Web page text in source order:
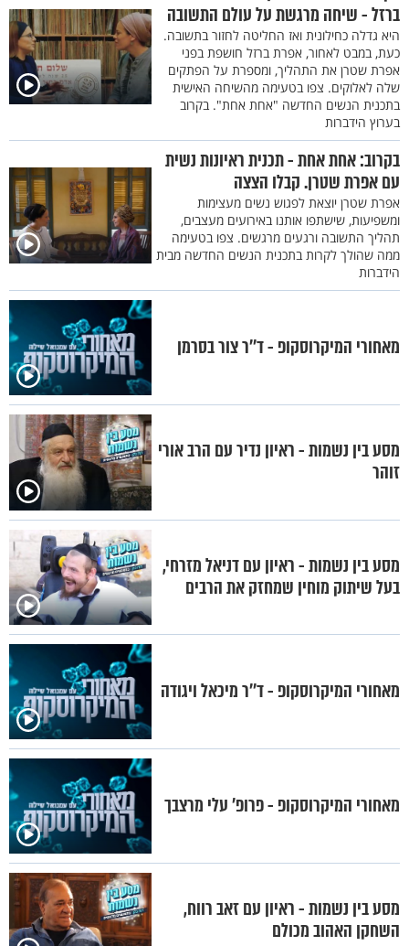
ברזל - שיחה מרגשת על עולם התשובה
היא גדלה כחילונית ואז החליטה לחזור בתשובה.
כעת, במבט לאחור, אפרת ברזל חושפת בפני
אפרת שטרן את התהליך, ומספרת על הפתקים
שלה לאלוקים. צפו בטעימה מהשיחה האישית
בתכנית הנשים החדשה "אחת אחת". בקרוב
בערוץ הידברות
בקרוב: אחת אחת - תכנית ראיונות נשית
עם אפרת שטרן. קבלו הצצה
אפרת שטרן יוצאת לפגוש נשים מעצימות
ומשפיעות, שישתפו אותנו באירועים מעצבים,
תהליך התשובה ורגעים מרגשים. צפו בטעימה
ממה שהולך לקרות בתכנית הנשים החדשה מבית
הידברות
מאחורי המיקרוסקופ - ד’’ר צור בסרמן
מסע בין נשמות - ראיון נדיר עם הרב אורי
זוהר
מסע בין נשמות - ראיון עם דניאל מזרחי,
בעל שיתוק מוחין שמחזק את הרבים
מאחורי המיקרוסקופ - ד’’ר מיכאל ויגודה
מאחורי המיקרוסקופ - פרופ’ עלי מרצבך
מסע בין נשמות - ראיון עם זאב רווח,
השחקן האהוב מכולם